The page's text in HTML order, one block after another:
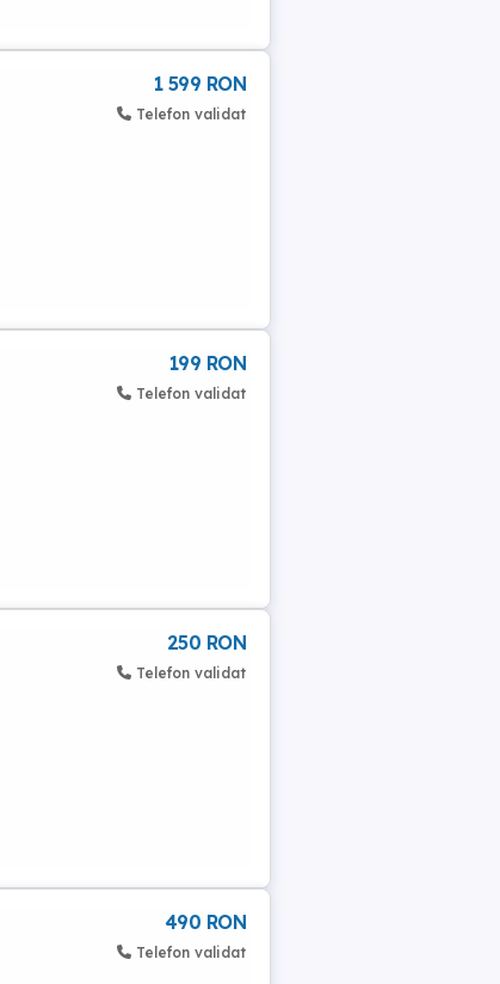
1 599 RON
Telefon validat
199 RON
Telefon validat
250 RON
Telefon validat
490 RON
Telefon validat